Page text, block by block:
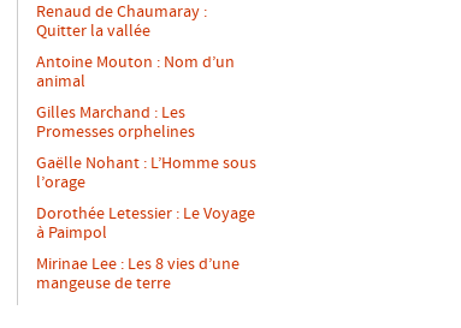
Renaud de Chaumaray :
Quitter la vallée
Antoine Mouton : Nom d’un
animal
Gilles Marchand : Les
Promesses orphelines
Gaëlle Nohant : L’Homme sous
l’orage
Dorothée Letessier : Le Voyage
à Paimpol
Mirinae Lee : Les 8 vies d’une
mangeuse de terre